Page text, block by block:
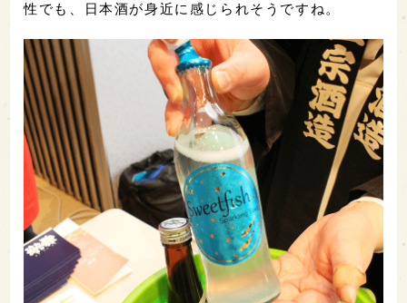
性でも、日本酒が身近に感じられそうですね。